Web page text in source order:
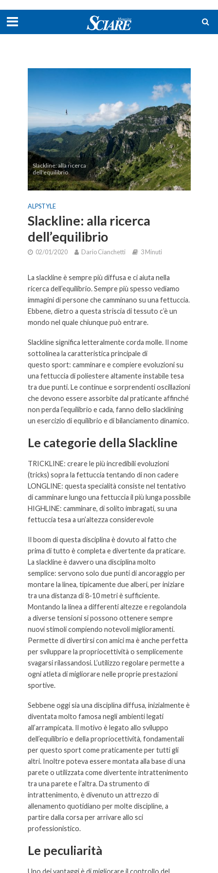
Slackline: alla ricerca
dell'equilibrio
ALPSTYLE
Slackline: alla ricerca
dell’equilibrio
02/01/2020 Dario Cianchetti 3 Minuti
La slackline è sempre più diffusa e ci aiuta nella
ricerca dell’equilibrio. Sempre più spesso vediamo
immagini di persone che camminano su una fettuccia.
Ebbene, dietro a questa striscia di tessuto c’è un
mondo nel quale chiunque può entrare.
Slackline significa letteralmente corda molle. Il nome
sottolinea la caratteristica principale di
questo sport: camminare e compiere evoluzioni su
una fettuccia di poliestere altamente instabile tesa
tra due punti. Le continue e sorprendenti oscillazioni
che devono essere assorbite dal praticante affinché
non perda l’equilibrio e cada, fanno dello slacklining
un esercizio di equilibrio e di bilanciamento dinamico.
Le categorie della Slackline
TRICKLINE: creare le più incredibili evoluzioni
(tricks) sopra la fettuccia tentando di non cadere
LONGLINE: questa specialità consiste nel tentativo
di camminare lungo una fettuccia il più lunga possibile
HIGHLINE: camminare, di solito imbragati, su una
fettuccia tesa a un’altezza considerevole
Il boom di questa disciplina è dovuto al fatto che
prima di tutto è completa e divertente da praticare.
La slackline è davvero una disciplina molto
semplice: servono solo due punti di ancoraggio per
montare la linea, tipicamente due alberi, per iniziare
tra una distanza di 8-10 metri è sufficiente.
Montando la linea a differenti altezze e regolandola
a diverse tensioni si possono ottenere sempre
nuovi stimoli compiendo notevoli miglioramenti.
Permette di divertirsi con amici ma è anche perfetta
per sviluppare la propriocettività o semplicemente
svagarsi rilassandosi. L’utilizzo regolare permette a
ogni atleta di migliorare nelle proprie prestazioni
sportive.
Sebbene oggi sia una disciplina diffusa, inizialmente è
diventata molto famosa negli ambienti legati
all’arrampicata. Il motivo è legato allo sviluppo
dell’equilibrio e della propriocettività, fondamentali
per questo sport come praticamente per tutti gli
altri. Inoltre poteva essere montata alla base di una
parete o utilizzata come divertente intrattenimento
tra una parete e l’altra. Da strumento di
intrattenimento, è divenuto un attrezzo di
allenamento quotidiano per molte discipline, a
partire dalla corsa per arrivare allo sci
professionistico.
Le peculiarità
Uno dei vantaggi è di migliorare il controllo del